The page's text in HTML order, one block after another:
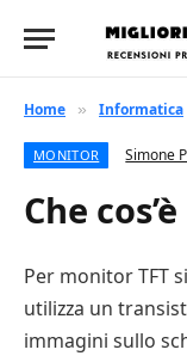
Home » Informatica
MONITOR Simone
Che
Per monitor TFT
utilizza un
immagini sullo